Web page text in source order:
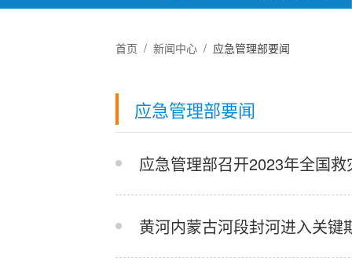
首页 / 新闻中心/ 应急管理部要闻
应急管理部要闻
应急管理部召开2023年全国
黄河内蒙古河段封河进入关